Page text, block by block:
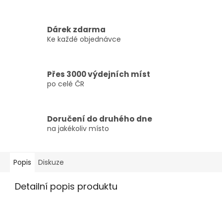
Dárek zdarma
Ke každé objednávce
Přes 3000 výdejních míst
po celé ČR
Doručení do druhého dne
na jakékoliv místo
Popis Diskuze
Detailní popis produktu